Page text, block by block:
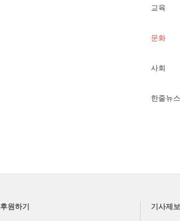
교육
문화
사회
한줄뉴스
후원하기 기사제